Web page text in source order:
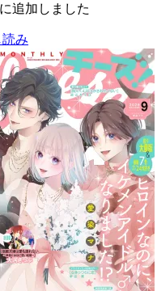
追加しました
み